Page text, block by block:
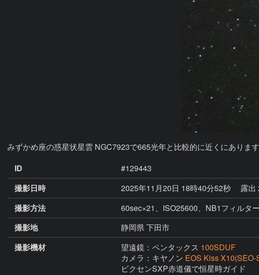
みずかめ座の惑星状星雲 NGC7923で665光年と比較的に近くにあります
ID
#129443
撮影日時
2025年11月20日 18時40分52秒
露出
撮影方法
60sec×21、ISO25600、NB1フィルタ
撮影地
静岡県 下田市
撮影機材
望遠鏡：ペンタックス 100SDUF
カメラ：キヤノン EOS Kiss X10(SEO-
ビクセンSXP赤道儀で恒星時ガイド